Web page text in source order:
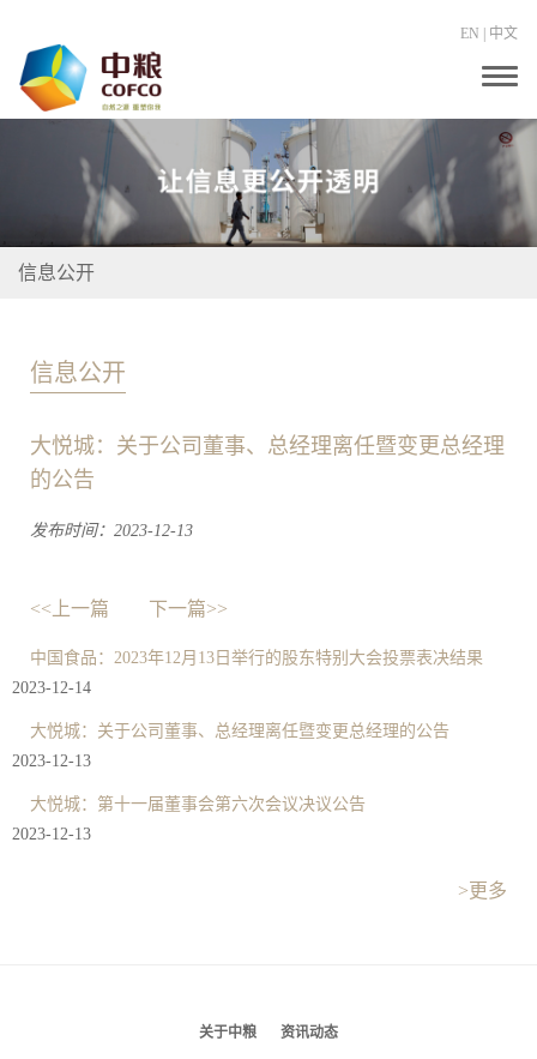
EN 中文
T
g
g
v
信息公开
信息公开
大悦城：关于公司董事、总经理离任暨变更总经理
的公告
发布时间：2023-12-13
<<上一篇 下一篇>>
中国食品：2023年12月13日举行的股东特别大会投票表决结果
2023-12-14
大悦城：关于公司董事、总经理离任暨变更总经理的公告
2023-12-13
大悦城：第十一届董事会第六次会议决议公告
2023-12-13
>更多
关于中粮 资讯动态